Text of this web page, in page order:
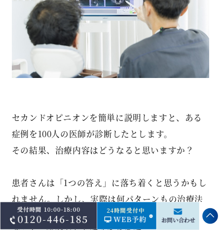
セカンドオピニオンを簡単に説明しますと、ある
症例を100人の医師が診断したとします。
その結果、治療内容はどうなると思いますか？
患者さんは「1つの答え」に落ち着くと思うかもし
れません。しかし、実際は何パターンもの治療法
が 提示されることになります。これは歯科医師の